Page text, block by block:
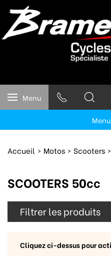
Menu
Accueil Motos Scooters
SCOOTERS 50cc
Filtrer les produits
Cliquez ci-dessus pour